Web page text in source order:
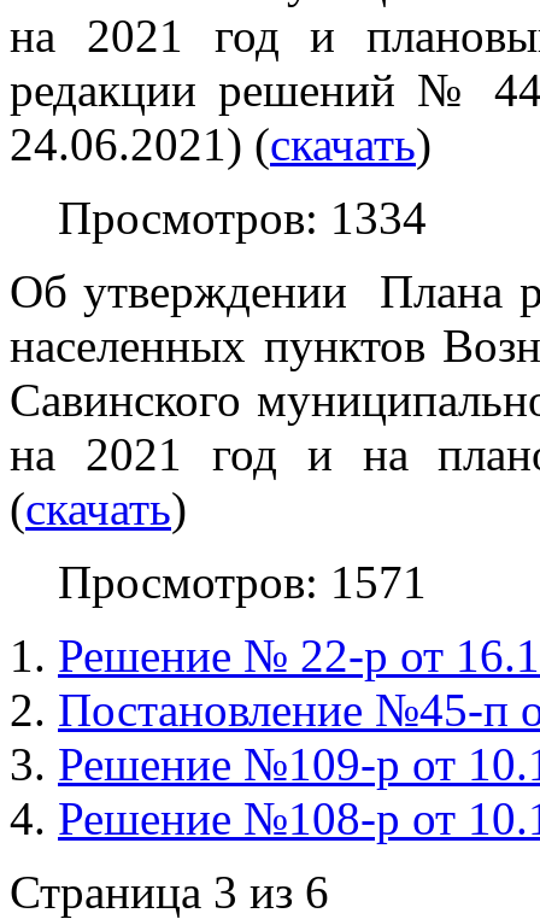
на 2021 год и
редакции решений №
24.06.2021) (скачать)
Просмотров: 1334
Об утверждении Плана
населенных пунктов
Савинского
на 2021 год и на
(скачать)
Просмотров: 1571
Решение № 22-р от
Постановление №45-п
Решение №109-р от
Решение №108-р от
Страница 3 из 6